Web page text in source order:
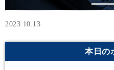
2023.10.13
本日の